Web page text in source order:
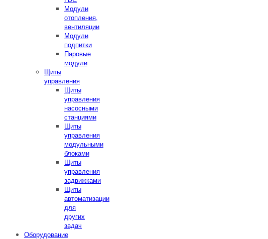
Модули
отопления,
вентиляции
Модули
подпитки
Паровые
модули
Щиты
управления
Щиты
управления
насосными
станциями
Щиты
управления
модульными
блоками
Щиты
управления
задвижками
Щиты
автоматизации
для
других
задач
Оборудование